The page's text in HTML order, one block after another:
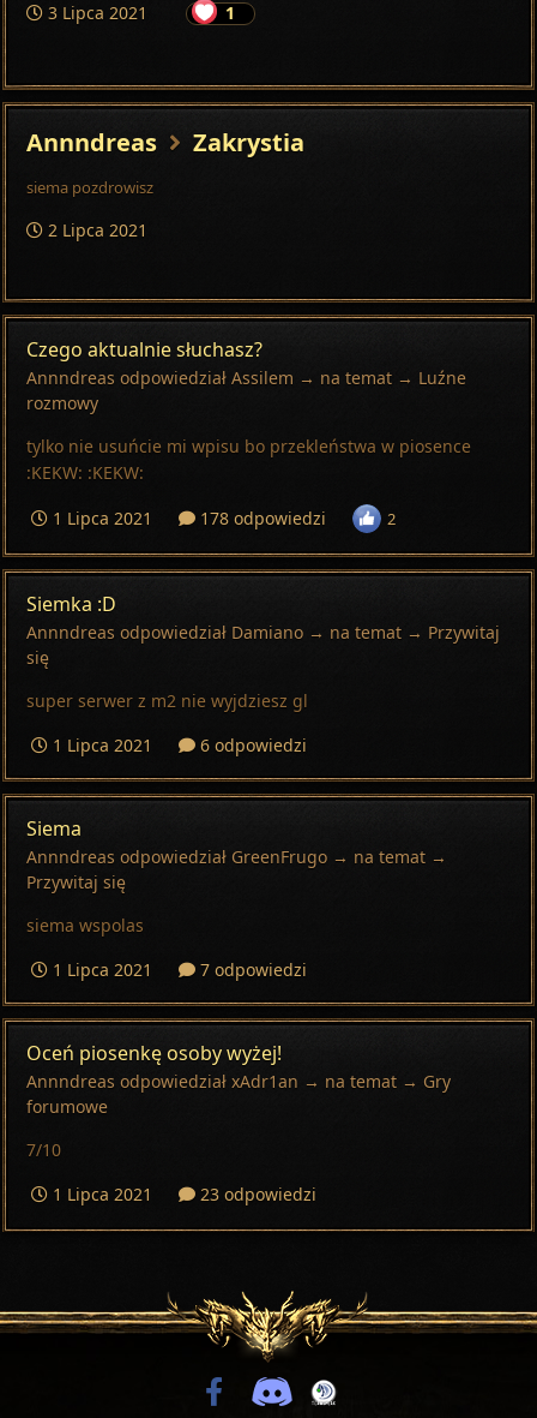
3 Lipca 2021 1
Annndreas Zakrystia
siema pozdrowisz
2 Lipca 2021
Czego aktualnie słuchasz?
Annndreas odpowiedział Assilem → na temat → Luźne
rozmowy
tylko nie usuńcie mi wpisu bo przekleństwa w piosence
:KEKW: :KEKW:
1 Lipca 2021 178 odpowiedzi 2
Siemka :D
Annndreas odpowiedział Damiano → na temat → Przywitaj
się
super serwer z m2 nie wyjdziesz gl
1 Lipca 2021
6 odpowiedzi
Siema
Annndreas odpowiedział GreenFrugo → na temat →
Przywitaj się
siema wspolas
1 Lipca 2021
7 odpowiedzi
Oceń piosenkę osoby wyżej!
Annndreas odpowiedział xAdr1an → na temat → Gry
forumowe
7/10
1 Lipca 2021
23 odpowiedzi